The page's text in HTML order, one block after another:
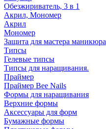
Обезжириватель, 3 в 1
Акрил, Мономер
Акрил
Мономер
Защита для мастера маникюра
Типсы
Гелевые типсы
Типсы для наращивания.
Праймер
Праймер Bee Nails
Формы для наращивания
Верхние формы
Аксессуары для форм
Бумажные формы